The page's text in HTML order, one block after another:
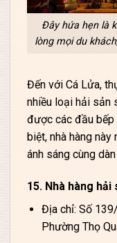
Đây hứa hẹn là
lòng mọi du
Đến với Cá Lửa,
nhiều loại hải sản
được các đầu bếp
biệt, nhà hàng
ánh sáng cùng
15. Nhà hàng hải
Địa chỉ: Số
Phường Thọ